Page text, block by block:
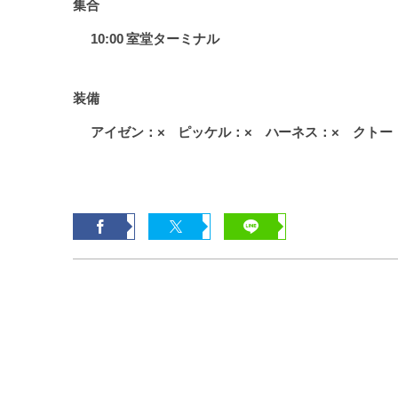
集合
10:00 室堂ターミナル
装備
アイゼン：× ピッケル：× ハーネス：× クト